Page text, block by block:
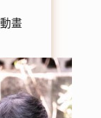
畫